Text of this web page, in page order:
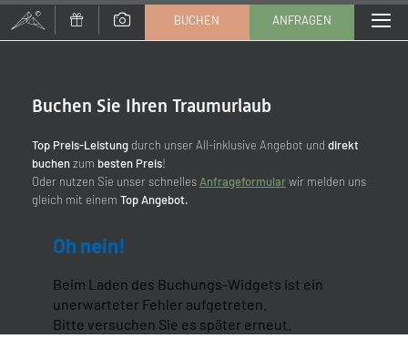
BUCHEN ANFRAGEN
Buchen Sie Ihren Traumurlaub
Top Preis-Leistung durch unser All-inklusive Angebot und direkt
buchenzum besten Preis!
Oder nutzen Sie unser schnelles Anfrageformularwir melden uns
gleich mit einem Top Angebot.
Oh nein!
Beim Laden des Buchungs-Widgets ist ein
unerwarteter Fehler aufgetreten.
Bitte versuchen Sie es später erneut.
Anrede
Familie Herr Frau
Vorname
E-Mail*
Einwilligung Marketing*